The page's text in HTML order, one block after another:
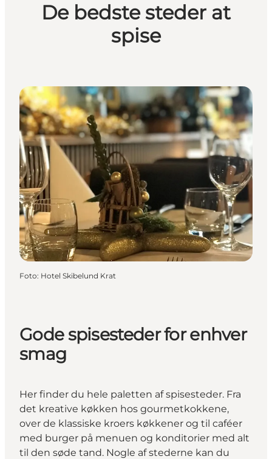
De bedste steder at
spise
Foto: Hotel Skibelund Krat
Gode spisesteder for enhver
smag
Her finder du hele paletten af spisesteder. Fra
det kreative køkken hos gourmetkokkene,
over de klassiske kroers køkkener og til caféer
med burger på menuen og konditorier med alt
til den søde tand. Nogle af stederne kan du